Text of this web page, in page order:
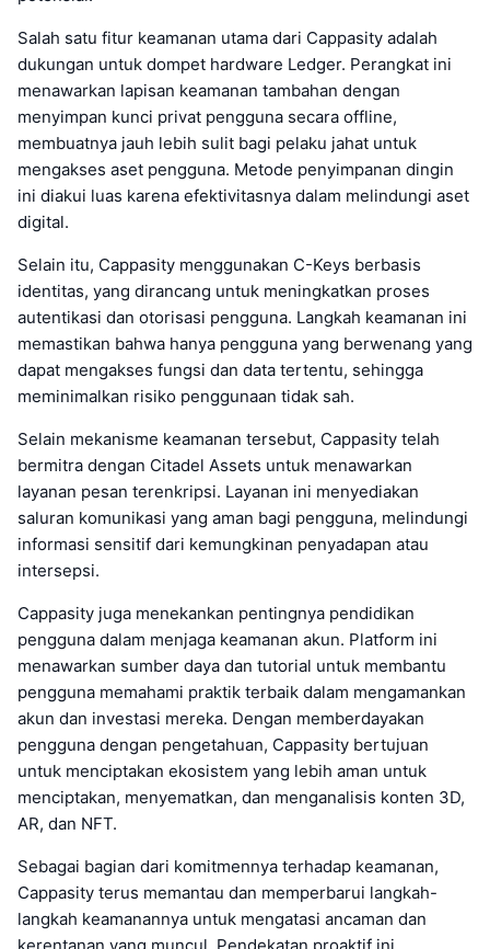
Salah satu fitur keamanan utama dari Cappasity adalah
dukungan untuk dompet hardware Ledger. Perangkat ini
menawarkan lapisan keamanan tambahan dengan
menyimpan kunci privat pengguna secara offline,
membuatnya jauh lebih sulit bagi pelaku jahat untuk
mengakses aset pengguna. Metode penyimpanan dingin
ini diakui luas karena efektivitasnya dalam melindungi aset
digital.
Selain itu, Cappasity menggunakan C-Keys berbasis
identitas, yang dirancang untuk meningkatkan proses
autentikasi dan otorisasi pengguna. Langkah keamanan ini
memastikan bahwa hanya pengguna yang berwenang yang
dapat mengakses fungsi dan data tertentu, sehingga
meminimalkan risiko penggunaan tidak sah.
Selain mekanisme keamanan tersebut, Cappasity telah
bermitra dengan Citadel Assets untuk menawarkan
layanan pesan terenkripsi. Layanan ini menyediakan
saluran komunikasi yang aman bagi pengguna, melindungi
informasi sensitif dari kemungkinan penyadapan atau
intersepsi.
Cappasity juga menekankan pentingnya pendidikan
pengguna dalam menjaga keamanan akun. Platform ini
menawarkan sumber daya dan tutorial untuk membantu
pengguna memahami praktik terbaik dalam mengamankan
akun dan investasi mereka. Dengan memberdayakan
pengguna dengan pengetahuan, Cappasity bertujuan
untuk menciptakan ekosistem yang lebih aman untuk
menciptakan, menyematkan, dan menganalisis konten 3D,
AR, dan NFT.
Sebagai bagian dari komitmennya terhadap keamanan,
Cappasity terus memantau dan memperbarui langkah-
langkah keamanannya untuk mengatasi ancaman dan